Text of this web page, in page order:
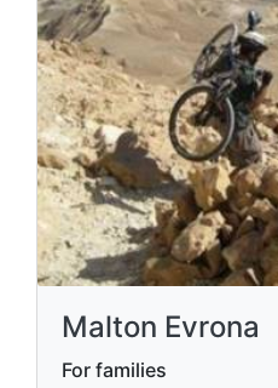
Malton Evrona
For families